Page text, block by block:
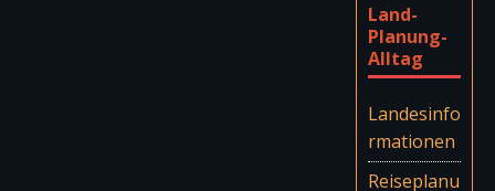
Land-
Planung-
Alltag
Landesinfo
rmationen
Reiseplanu